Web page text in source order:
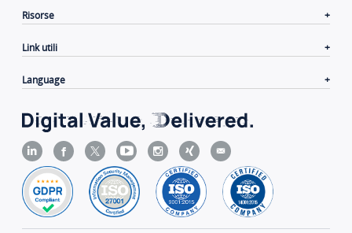
Risorse
Link utili
Language